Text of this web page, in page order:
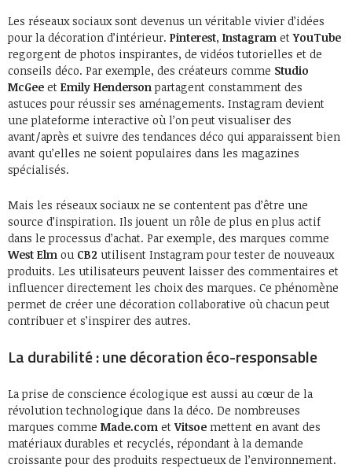
Les réseaux sociaux sont devenus un véritable vivier d’idées
pour la décoration d’intérieur. Pinterest, Instagram etYouTube
regorgent de photos inspirantes, de vidéos tutorielles et de
conseils déco. Par exemple, des créateurs comme Studio
McGee et Emily Hendersonpartagent constamment des
astuces pour réussir ses aménagements. Instagram devient
une plateforme interactive où l’on peut visualiser des
avant/après et suivre des tendances déco qui apparaissent bien
avant qu’elles ne soient populaires dans les magazines
spécialisés.
Mais les réseaux sociaux ne se contentent pas d’être une
source d’inspiration. Ils jouent un rôle de plus en plus actif
dans le processus d’achat. Par exemple, des marques comme
West Elm ou CB2 utilisent Instagram pour tester de nouveaux
produits. Les utilisateurs peuvent laisser des commentaires et
influencer directement les choix des marques. Ce phénomène
permet de créer une décoration collaborative où chacun peut
contribuer et s’inspirer des autres.
La durabilité : une décoration éco-responsable
La prise de conscience écologique est aussi au cœur de la
révolution technologique dans la déco. De nombreuses
marques comme Made.com et Vitsoe mettent en avant des
matériaux durables et recyclés, répondant à la demande
croissante pour des produits respectueux de l’environnement.